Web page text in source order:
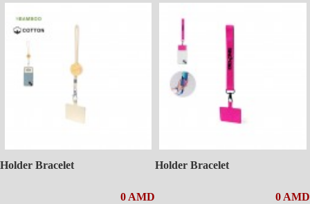
Holder Bracelet
0 AMD
Holder Bracelet
0 AMD